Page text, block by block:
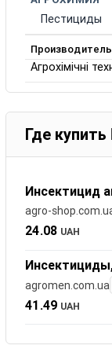
Пестициды
Производитель
Агрохімічні
Где купить
Инсектицид
agro-
24.08 UAH
agromen.com.ua
41.49 UAH